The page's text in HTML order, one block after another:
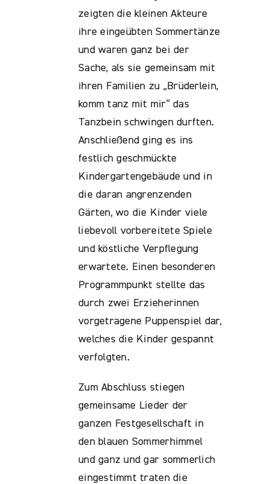
zeigten die kleinen Akteure
ihre eingeübten Sommertänze
und waren ganz bei der
Sache, als sie gemeinsam mit
ihren Familien zu „Brüderlein,
komm tanz mit mir“ das
Tanzbein schwingen durften.
Anschließend ging es ins
festlich geschmückte
Kindergartengebäude und in
die daran angrenzenden
Gärten, wo die Kinder viele
liebevoll vorbereitete Spiele
und köstliche Verpflegung
erwartete. Einen besonderen
Programmpunkt stellte das
durch zwei Erzieherinnen
vorgetragene Puppenspiel dar,
welches die Kinder gespannt
verfolgten.
Zum Abschluss stiegen
gemeinsame Lieder der
ganzen Festgesellschaft in
den blauen Sommerhimmel
und ganz und gar sommerlich
eingestimmt traten die